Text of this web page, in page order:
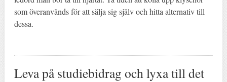
som överanvänds för att sälja sig själv och hitta alternativ till
dessa.
Leva på studiebidrag och lyxa till det